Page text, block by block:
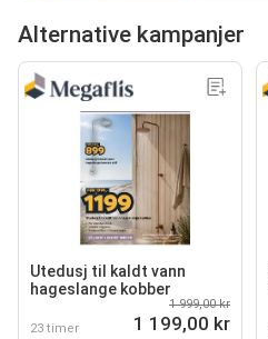
Alternative kampanjer
Utedusj til kaldt vann
hageslange kobber
23 timer
1 999,00 kr
1 199,00 kr